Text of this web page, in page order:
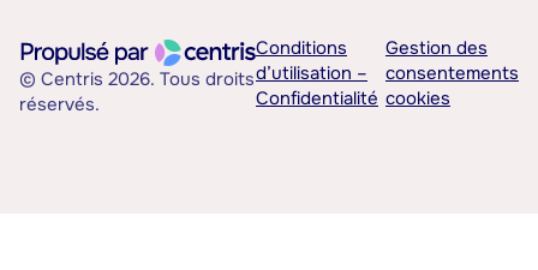
© Centris 2026. Tous droits
réservés.
Conditions
d’utilisation –
Confidentialité
Gestion des
consentements
cookies